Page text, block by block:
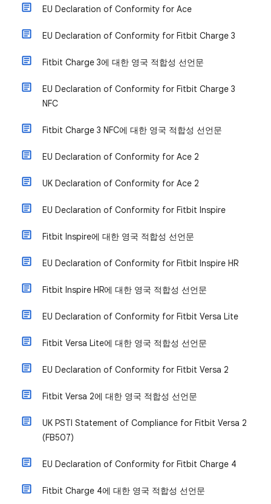
EU Declaration of Conformity for Ace
EU Declaration of Conformity for Fitbit Charge 3
Fitbit Charge 3에 대한 영국 적합성 선언문
EU Declaration of Conformity for Fitbit Charge 3
NFC
Fitbit Charge 3 NFC에 대한 영국 적합성 선언문
EU Declaration of Conformity for Ace 2
UK Declaration of Conformity for Ace 2
EU Declaration of Conformity for Fitbit Inspire
Fitbit Inspire에 대한 영국 적합성 선언문
EU Declaration of Conformity for Fitbit Inspire HR
Fitbit Inspire HR에 대한 영국 적합성 선언문
EU Declaration of Conformity for Fitbit Versa Lite
Fitbit Versa Lite에 대한 영국 적합성 선언문
EU Declaration of Conformity for Fitbit Versa 2
Fitbit Versa 2에 대한 영국 적합성 선언문
UK PSTI Statement of Compliance for Fitbit Versa 2
(FB507)
EU Declaration of Conformity for Fitbit Charge 4
Fitbit Charge 4에 대한 영국 적합성 선언문